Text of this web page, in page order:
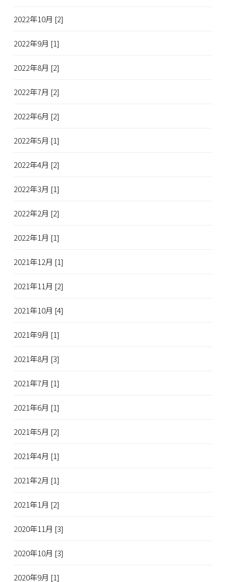
2022年10月 [2]
2022年9月 [1]
2022年8月 [2]
2022年7月 [2]
2022年6月 [2]
2022年5月 [1]
2022年4月 [2]
2022年3月 [1]
2022年2月 [2]
2022年1月 [1]
2021年12月 [1]
2021年11月 [2]
2021年10月 [4]
2021年9月 [1]
2021年8月 [3]
2021年7月 [1]
2021年6月 [1]
2021年5月 [2]
2021年4月 [1]
2021年2月 [1]
2021年1月 [2]
2020年11月 [3]
2020年10月 [3]
2020年9月 [1]